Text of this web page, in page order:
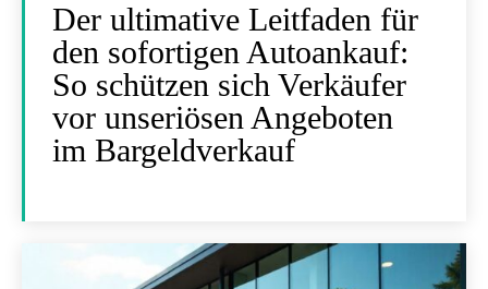
Der ultimative Leitfaden für
den sofortigen Autoankauf:
So schützen sich Verkäufer
vor unseriösen Angeboten
im Bargeldverkauf